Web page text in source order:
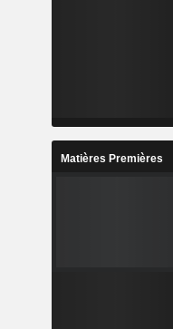
Matières Premières